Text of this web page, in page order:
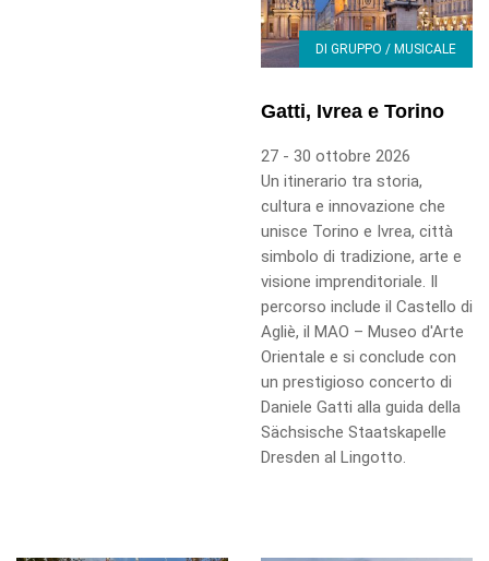
DI GRUPPO / MUSICALE
Gatti, Ivrea e Torino
27 - 30 ottobre 2026
Un itinerario tra storia,
cultura e innovazione che
unisce Torino e Ivrea, città
simbolo di tradizione, arte e
visione imprenditoriale. Il
percorso include il Castello di
Agliè, il MAO – Museo d'Arte
Orientale e si conclude con
un prestigioso concerto di
Daniele Gatti alla guida della
Sächsische Staatskapelle
Dresden al Lingotto.